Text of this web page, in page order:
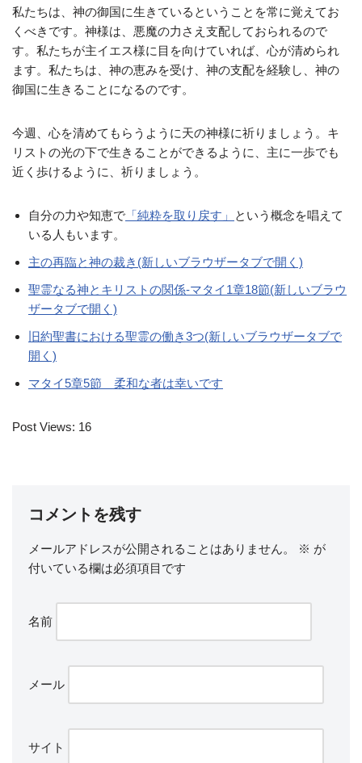
私たちは、神の御国に生きているということを常に覚えてお
くべきです。神様は、悪魔の力さえ支配しておられるので
す。私たちが主イエス様に目を向けていれば、心が清められ
ます。私たちは、神の恵みを受け、神の支配を経験し、神の
御国に生きることになるのです。
今週、心を清めてもらうように天の神様に祈りましょう。キ
リストの光の下で生きることができるように、主に一歩でも
近く歩けるように、祈りましょう。
自分の力や知恵で 「純粋を取り戻す」
という概念を唱えて
いる人もいます。
主の再臨と神の裁き(新しいブラウザータブで開く)
聖霊なる神とキリストの関係-マタイ1章18節(新しいブラウ
ザータブで開く)
旧約聖書における聖霊の働き3つ(新しいブラウザータブで
開く)
マタイ5章5節 柔和な者は幸いです
Post Views: 16
コメントを残す
メールアドレスが公開されることはありません。 ※ が
付いている欄は必須項目です
名前
メール
サイト